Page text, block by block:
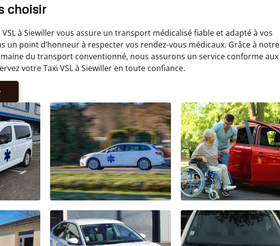
choisir
à Siewiller vous assure un transport médicalisé fiable et adapté à vos
un point d’honneur à respecter vos rendez-vous médicaux. Grâce à notre
du transport conventionné, nous assurons un service conforme aux
votre Taxi VSL à Siewiller en toute confiance.